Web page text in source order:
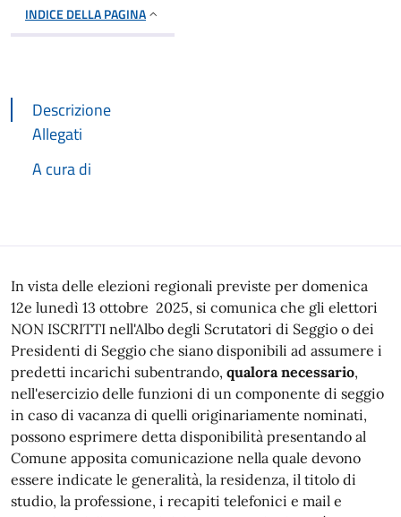
INDICE DELLA PAGINA
Descrizione
Allegati
A cura di
Descrizione
In vista delle elezioni regionali previste per domenica
12e lunedì 13 ottobre 2025, si comunica che gli elettori
NON ISCRITTI nell'Albo degli Scrutatori di Seggio o dei
Presidenti di Seggio che siano disponibili ad assumere i
predetti incarichi subentrando, qualora necessario,
nell'esercizio delle funzioni di un componente di seggio
in caso di vacanza di quelli originariamente nominati,
possono esprimere detta disponibilità presentando al
Comune apposita comunicazione nella quale devono
essere indicate le generalità, la residenza, il titolo di
studio, la professione, i recapiti telefonici e mail e